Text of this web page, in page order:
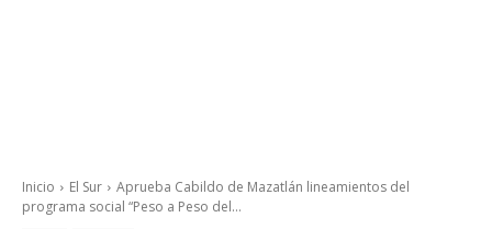
Inicio El Sur
Aprueba Cabildo de Mazatlán lineamientos del
programa social “Peso a Peso del...